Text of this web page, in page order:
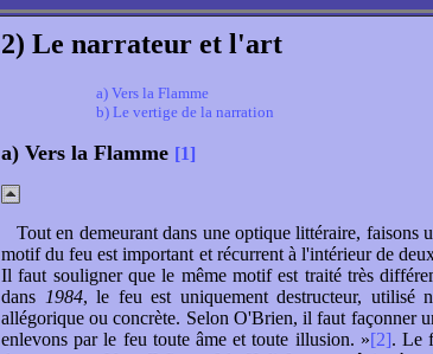
2) Le narrateur et l'art
a) Vers la Flamme
b) Le vertige de la narration
a) Vers la Flamme [1]
Tout en demeurant dans une optique littéraire, faisons
motif du feu est important et récurrent à l'intérieur de
Il faut souligner que le même motif est traité très
dans 1984, le feu est uniquement destructeur, utilisé
allégorique ou concrète. Selon O'Brien, il faut façonner
enlevons par le feu toute âme et toute illusion. »[2]. Le